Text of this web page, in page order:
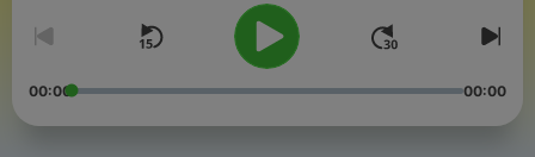
00:00 00:00